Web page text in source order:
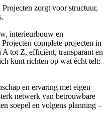
zorgt voor structuur,
interieurbouw en
complete projecten in
tot Z, efficiënt, transparant en
kunt richten op wat écht telt:
en ervaring met eigen
netwerk van betrouwbare
soepel en volgens planning –